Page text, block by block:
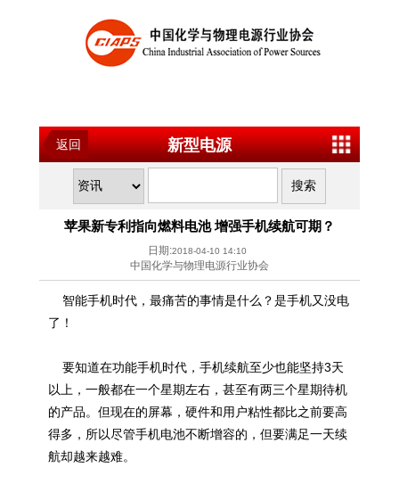
返回 新型电源
苹果新专利指向燃料电池 增强手机续航可期？
日期:2018-04-10 14:10
中国化学与物理电源行业协会
智能手机时代，最痛苦的事情是什么？是手机又没电
了！
要知道在功能手机时代，手机续航至少也能坚持3天
以上，一般都在一个星期左右，甚至有两三个星期待机
的产品。但现在的屏幕，硬件和用户粘性都比之前要高
得多，所以尽管手机电池不断增容的，但要满足一天续
航却越来越难。